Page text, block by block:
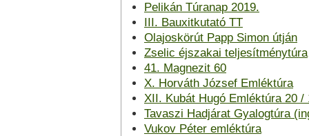
Pelikán Túranap 2019.
III. Bauxitkutató TT
Olajoskörút Papp Simon útján
Zselic éjszakai teljesítménytúra
41. Magnezit 60
X. Horváth József Emléktúra
XII. Kubát Hugó Emléktúra 20 /
Tavaszi Hadjárat Gyalogtúra
Vukov Péter emléktúra